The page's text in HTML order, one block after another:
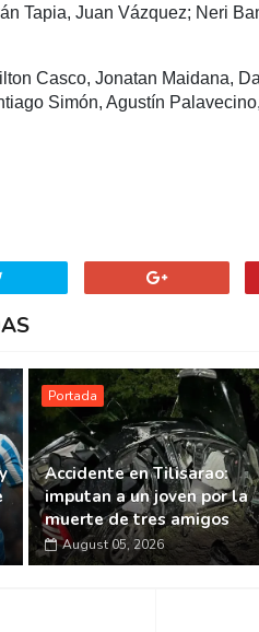
Tapia, Juan Vázquez; Neri
Casco, Jonatan Maidana,
Simón, Agustín
Portada
Accidente en Tilisarao:
imputan a un joven por la
muerte de tres amigos
August 05, 2026